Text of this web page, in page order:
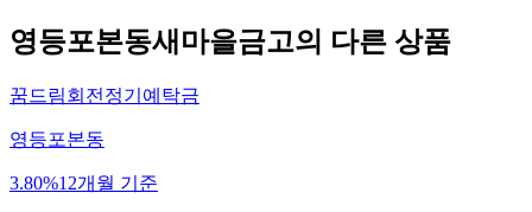
영등포본동새마을금고의 다른 상품
꿈드림회전정기예탁금
영등포본동
3.80%12개월 기준